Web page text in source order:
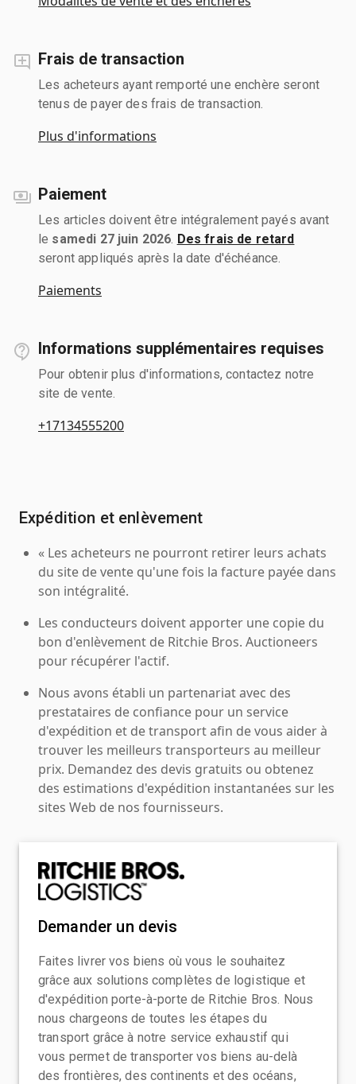
Frais de transaction
Les acheteurs ayant remporté une enchère seront
tenus de payer des frais de transaction.
Plus d'informations
Paiement
Les articles doivent être intégralement payés avant
le samedi 27 juin 2026 Des frais de retard
seront appliqués après la date d'échéance.
Paiements
Informations supplémentaires requises
Pour obtenir plus d'informations, contactez notre
site de vente.
+17134555200
Expédition et enlèvement
« Les acheteurs ne pourront retirer leurs achats
du site de vente qu'une fois la facture payée dans
son intégralité.
Les conducteurs doivent apporter une copie du
bon d'enlèvement de Ritchie Bros. Auctioneers
pour récupérer l'actif.
Nous avons établi un partenariat avec des
prestataires de confiance pour un service
d'expédition et de transport afin de vous aider à
trouver les meilleurs transporteurs au meilleur
prix. Demandez des devis gratuits ou obtenez
des estimations d'expédition instantanées sur les
sites Web de nos fournisseurs.
Demander un devis
Faites livrer vos biens où vous le souhaitez
grâce aux solutions complètes de logistique et
d'expédition porte-à-porte de Ritchie Bros. Nous
nous chargeons de toutes les étapes du
transport grâce à notre service exhaustif qui
vous permet de transporter vos biens au-delà
des frontières, des continents et des océans,